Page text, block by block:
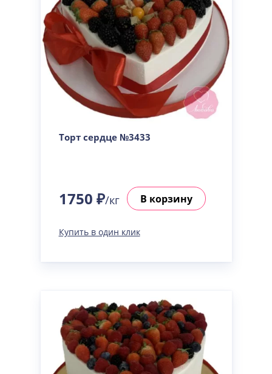
Торт сердце №3433
1750 ₽/кг В корзину
Купить в один клик